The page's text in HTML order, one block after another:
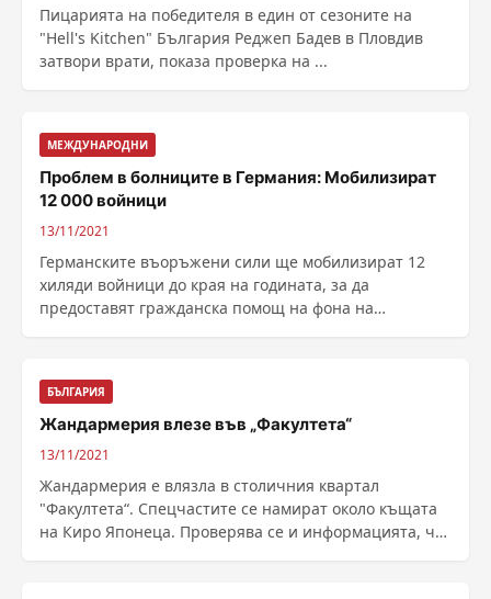
Пицарията на победителя в един от сезоните на
"Hell's Kitchen" България Реджеп Бадев в Пловдив
затвори врати, показа проверка на ...
МЕЖДУНАРОДНИ
Проблем в болниците в Германия: Мобилизират
12 000 войници
13/11/2021
Германските въоръжени сили ще мобилизират 12
хиляди войници до края на годината, за да
предоставят гражданска помощ на фона на
БЪЛГАРИЯ
Жандармерия влезе във „Факултета“
13/11/2021
Жандармерия е влязла в столичния квартал
"Факултета“. Спецчастите се намират около къщата
на Киро Японеца. Проверява се и информацията, че